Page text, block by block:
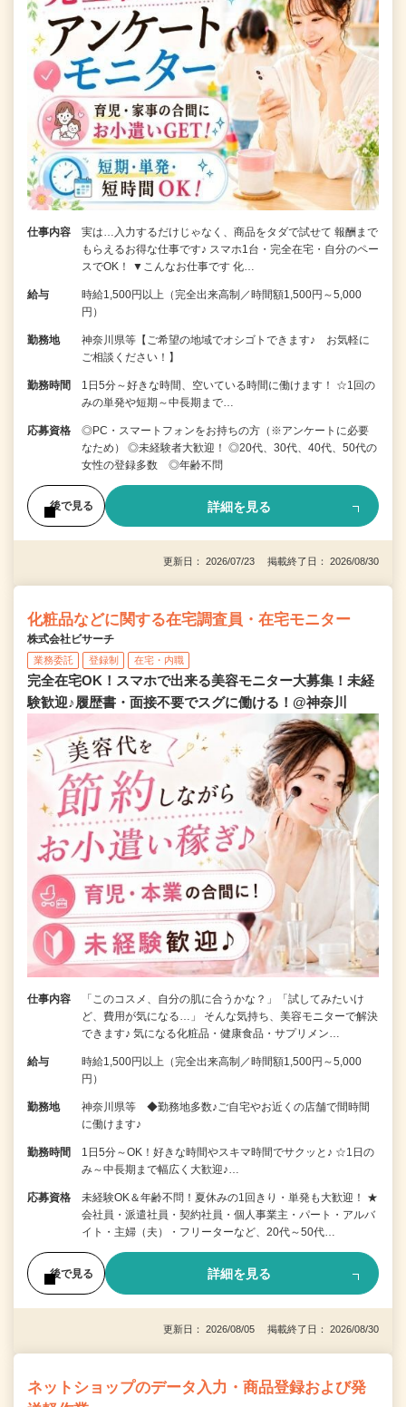
仕事内容
実は…入力するだけじゃなく、商品をタダで試せて 報酬まで
もらえるお得な仕事です♪ スマホ1台・完全在宅・自分のペー
スでOK！ ▼こんなお仕事です 化…
給与
時給1,500円以上（完全出来高制／時間額1,500円～5,000
円）
勤務地
神奈川県等【ご希望の地域でオシゴトできます♪ お気軽に
ご相談ください！】
勤務時間
1日5分～好きな時間、空いている時間に働けます！ ☆1回の
みの単発や短期～中長期まで…
応募資格
◎PC・スマートフォンをお持ちの方（※アンケートに必要
なため） ◎未経験者大歓迎！ ◎20代、30代、40代、50代の
女性の登録多数 ◎年齢不問
後で見る 詳細を見る
更新日： 2026/07/23 掲載終了日： 2026/08/30
化粧品などに関する在宅調査員・在宅モニター
株式会社ビサーチ
業務委託 登録制 在宅・内職
完全在宅OK！スマホで出来る美容モニター大募集！未経
験歓迎♪履歴書・面接不要でスグに働ける！@神奈川
仕事内容
「このコスメ、自分の肌に合うかな？」「試してみたいけ
ど、費用が気になる…」 そんな気持ち、美容モニターで解決
できます♪ 気になる化粧品・健康食品・サプリメン…
給与
時給1,500円以上（完全出来高制／時間額1,500円～5,000
円）
勤務地
神奈川県等 ◆勤務地多数♪ご自宅やお近くの店舗で間時間
に働けます♪
勤務時間
1日5分～OK！好きな時間やスキマ時間でサクッと♪ ☆1日の
み～中長期まで幅広く大歓迎♪…
応募資格
未経験OK＆年齢不問！夏休みの1回きり・単発も大歓迎！ ★
会社員・派遣社員・契約社員・個人事業主・パート・アルバ
イト・主婦（夫）・フリーターなど、20代～50代…
後で見る 詳細を見る
更新日： 2026/08/05 掲載終了日： 2026/08/30
ネットショップのデータ入力・商品登録および発